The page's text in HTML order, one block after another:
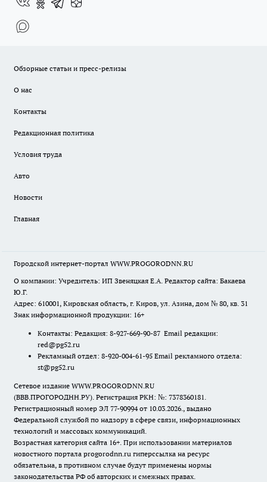
Обзорные статьи и пресс-релизы
О нас
Контакты
Редакционная политика
Условия труда
Авто
Новости
Главная
Городской интернет-портал WWW.PROGORODNN.RU
О компании: Учредитель: ИП Звеняцкая Е.А. Редактор сайта: Бакаева
Ю.Г.
Адрес: 610001, Кировская область, г. Киров, ул. Азина, дом № 80, кв. 31
Знак информационной продукции: 16+
Контакты: Редакция: 8-927-669-90-87 Email редакции:
red@pg52.ru
Рекламный отдел: 8-920-004-61-95 Email рекламного отдела:
st@pg52.ru
Сетевое издание WWW.PROGORODNN.RU
(ВВВ.ПРОГОРОДНН.РУ). Регистрация РКН: №: 7378360181.
Регистрационный номер ЭЛ 77-90994 от 10.03.2026., выдано
Федеральной службой по надзору в сфере связи, информационных
технологий и массовых коммуникаций.
Возрастная категория сайта 16+. При использовании материалов
новостного портала progorodnn.ru гиперссылка на ресурс
обязательна, в противном случае будут применены нормы
законодательства РФ об авторских и смежных правах.